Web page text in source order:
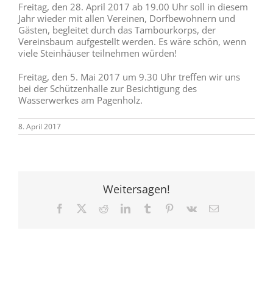
Freitag, den 28. April 2017 ab 19.00 Uhr soll in diesem
Jahr wieder mit allen Vereinen, Dorfbewohnern und
Gästen, begleitet durch das Tambourkorps, der
Vereinsbaum aufgestellt werden. Es wäre schön, wenn
viele Steinhäuser teilnehmen würden!
Freitag, den 5. Mai 2017 um 9.30 Uhr treffen wir uns
bei der Schützenhalle zur Besichtigung des
Wasserwerkes am Pagenholz.
8. April 2017
Weitersagen!
Facebook RedditLinkedInTumblr Pinterest
Vk
E-